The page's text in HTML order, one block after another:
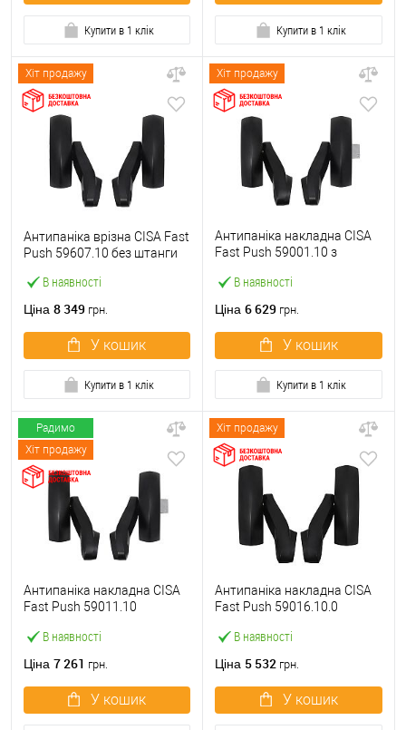
Купити в 1 клік Купити в 1 клік
Хіт продажу
В наявності
Антипаніка врізна CISA Fast
Push 59607.10 без штанги
Ціна 8 349 грн.
У кошик
Купити в 1 клік
Хіт продажу
В наявності
Антипаніка накладна CISA
Fast Push 59001.10 з
Ціна 6 629 грн.
У кошик
Купити в 1 клік
Радимо
Хіт продажу
В наявності
Антипаніка накладна CISA
Fast Push 59011.10
штанги
Ціна 7 261 грн.
У кошик
Хіт продажу
В наявності
Антипаніка накладна CISA
Fast Push 59016.10.0
штанги
Ціна 5 532 грн.
У кошик